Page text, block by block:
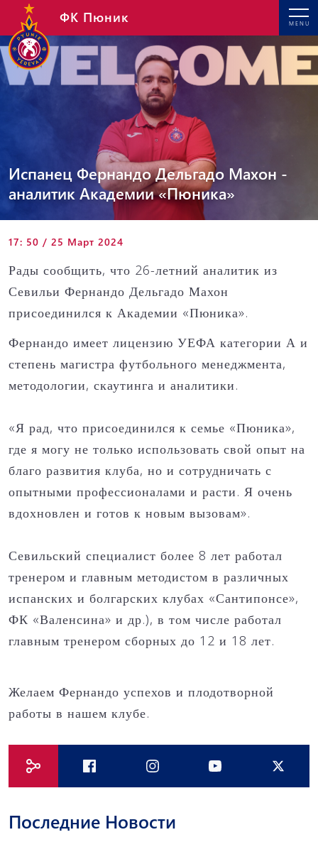
MENU
ФК Пюник
Испанец Фернандо Дельгадо Махон -
аналитик Академии «Пюника»
17: 50 / 25 Март 2024
Рады сообщить, что 26-летний аналитик из
Севильи Фернандо Дельгадо Махон
присоединился к Академии «Пюника».
Фернандо имеет лицензию УЕФА категории А и
степень магистра футбольного менеджмента,
методологии, скаутинга и аналитики.
«Я рад, что присоединился к семье «Пюника»,
где я могу не только использовать свой опыт на
благо развития клуба, но и сотрудничать с
опытными профессионалами и расти. Я очень
вдохновлен и готов к новым вызовам».
Севильский специалист более 8 лет работал
тренером и главным методистом в различных
испанских и болгарских клубах «Сантипонсе»,
ФК «Валенсина» и др.), в том числе работал
главным тренером сборных до 12 и 18 лет.
Желаем Фернандо успехов и плодотворной
работы в нашем клубе.
Последние Новости